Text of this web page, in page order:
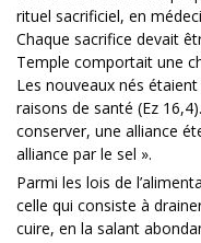
rituel sacrificiel, en
Chaque sacrifice devait
Temple comportait une
Les nouveaux nés
raisons de santé (Ez
conserver, une alliance
alliance par le sel ».
Parmi les lois de
celle qui consiste à
cuire, en la salant